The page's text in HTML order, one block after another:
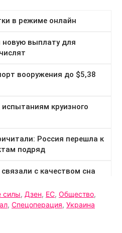
силы, Дзен, ЕС, Общество,
, Спецоперация, Украина